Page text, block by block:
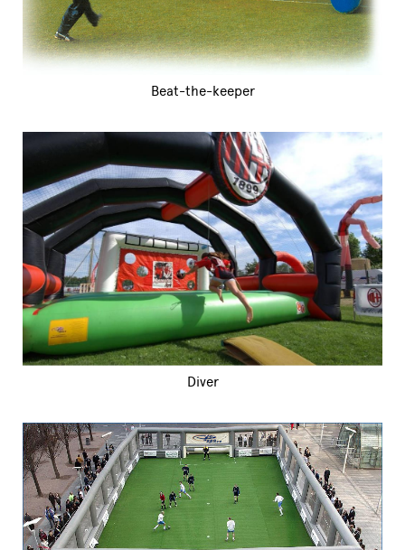
Beat-the-keeper
Diver